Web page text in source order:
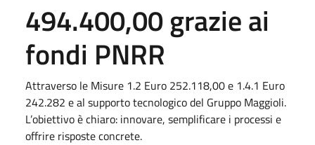
494.400,00 grazie ai
fondi PNRR
Attraverso le Misure 1.2 Euro 252.118,00 e 1.4.1 Euro
242.282 e al supporto tecnologico del Gruppo Maggioli.
L’obiettivo è chiaro: innovare, semplificare i processi e
offrire risposte concrete.